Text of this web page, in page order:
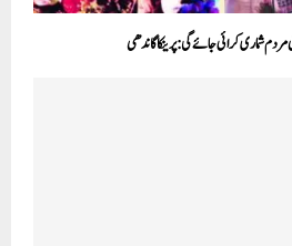
شماری کرائی جائے گی:پرینکا گاندھی